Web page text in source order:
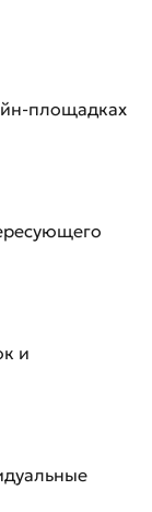
площадках
и